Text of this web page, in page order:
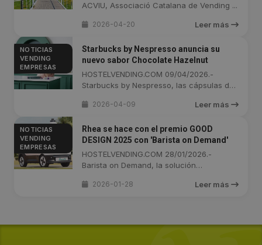
ACVIU, Associació Catalana de Vending ...
2026-04-20 Leer más
NOTICIAS
VENDING
EMPRESAS
Starbucks by Nespresso anuncia su
nuevo sabor Chocolate Hazelnut
HOSTELVENDING.COM 09/04/2026.-
Starbucks by Nespresso, las cápsulas de
2026-04-09 Leer más
NOTICIAS
VENDING
EMPRESAS
Rhea se hace con el premio GOOD
DESIGN 2025 con 'Barista on Demand'
HOSTELVENDING.COM 28/01/2026.-
Barista on Demand, la solución
2026-01-28 Leer más